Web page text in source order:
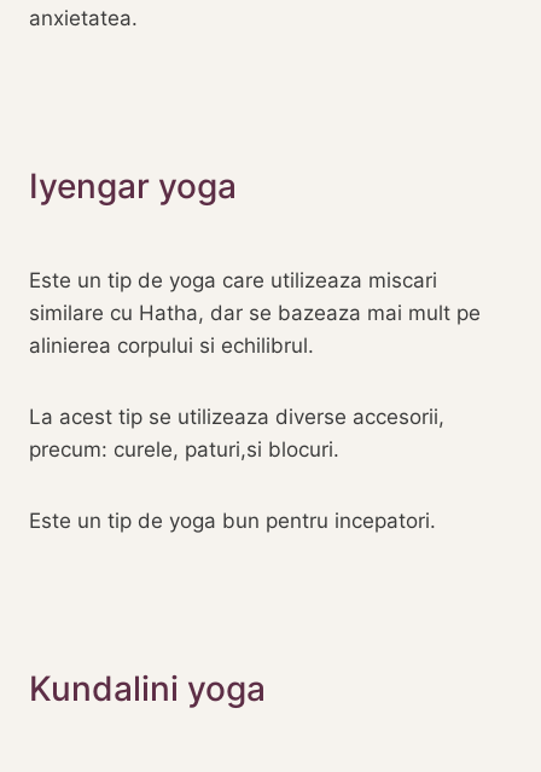
anxietatea‎.‎
‎Iyengar yoga‎‎
Este un tip de yoga care utilizeaza miscari
similare cu Hatha, dar se bazeaza mai mult pe
alinierea corpului si echilibrul.
La acest tip se utilizeaza diverse accesorii,
precum: curele, paturi,si blocuri.
Este un tip de yoga bun pentru incepatori.‎
‎Kundalini yoga